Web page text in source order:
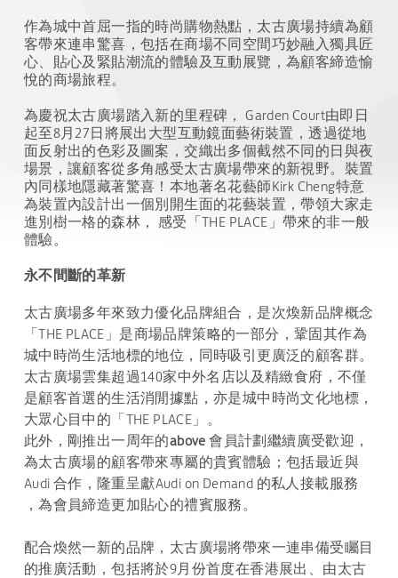
作為城中首屈一指的時尚購物熱點，太古廣場持續為顧
客帶來連串驚喜，包括在商場不同空間巧妙融入獨具匠
心、貼心及緊貼潮流的體驗及互動展覽，為顧客締造愉
悅的商場旅程。
為慶祝太古廣場踏入新的里程碑， Garden Court由即日
起至8月27日將展出大型互動鏡面藝術裝置，透過從地
面反射出的色彩及圖案，交織出多個截然不同的日與夜
場景，讓顧客從多角感受太古廣場帶來的新視野。裝置
內同樣地隱藏著驚喜！本地著名花藝師Kirk Cheng特意
為裝置內設計出一個別開生面的花藝裝置，帶領大家走
進別樹一格的森林， 感受「THE PLACE」帶來的非一般
體驗。
永不間斷的革新
太古廣場多年來致力優化品牌組合，是次煥新品牌概念
「THE PLACE」是商場品牌策略的一部分，鞏固其作為
城中時尚生活地標的地位，同時吸引更廣泛的顧客群。
太古廣場雲集超過140家中外名店以及精緻食府，不僅
是顧客首選的生活消閒據點，亦是城中時尚文化地標，
大眾心目中的「THE PLACE」。
此外，剛推出一周年的above 會員計劃繼續廣受歡迎，
為太古廣場的顧客帶來專屬的貴賓體驗；包括最近與
Audi 合作，隆重呈獻Audi on Demand 的私人接載服務
，為會員締造更加貼心的禮賓服務。
配合煥然一新的品牌，太古廣場將帶來一連串備受矚目
的推廣活動，包括將於9月份首度在香港展出、由太古